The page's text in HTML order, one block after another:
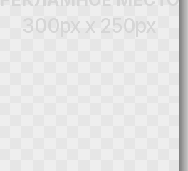
300px x 250px